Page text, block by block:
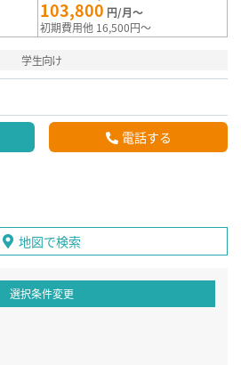
103,800 円/月～
初期費用他 16,500円～
学生向け
電話する
地図で検索
選択条件変更